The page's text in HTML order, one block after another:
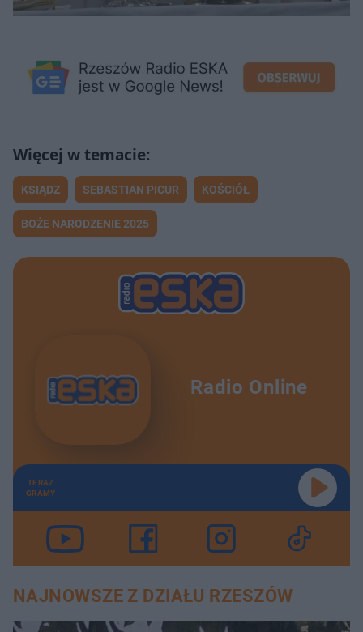
KSIĄDZ SEBASTIAN PICUR KOŚCIÓŁ
BOŻE NARODZENIE 2025
Radio Online
TERAZ
GRAMY
NAJNOWSZE Z DZIAŁU RZESZÓW